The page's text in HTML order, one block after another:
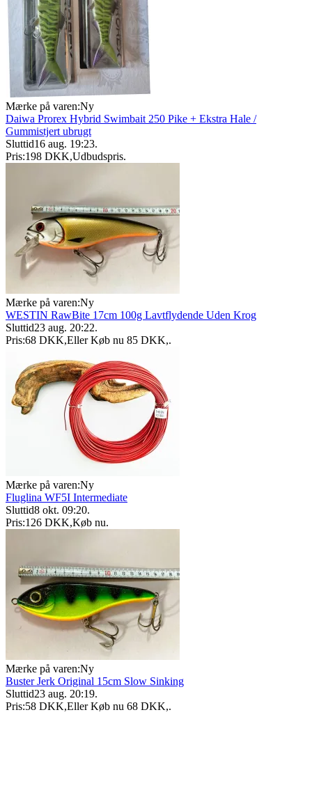
Mærke på varen:Ny
Daiwa Prorex Hybrid Swimbait 250 Pike + Ekstra Hale /
Gummistjert ubrugt
Sluttid16 aug. 19:23.
Pris:198 DKK,Udbudspris.
Mærke på varen:Ny
WESTIN RawBite 17cm 100g Lavtflydende Uden Krog
Sluttid23 aug. 20:22.
Pris:68 DKK,Eller Køb nu 85 DKK,.
Mærke på varen:Ny
Fluglina WF5I Intermediate
Sluttid8 okt. 09:20.
Pris:126 DKK,Køb nu.
Mærke på varen:Ny
Buster Jerk Original 15cm Slow Sinking
Sluttid23 aug. 20:19.
Pris:58 DKK,Eller Køb nu 68 DKK,.